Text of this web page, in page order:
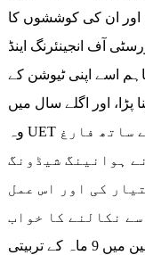
ان کی کوششوں کا
2011 میں یونیورسٹی آف انجینئرنگ اینڈ
اسے اپنی ٹیوشن کے
پڑا، اور اگلے سال میں
وہ UET چلے گئے اور 2015 میں امتیاز کے ساتھ فارغ
ہوانینگ شیڈونگ
کی اور اس عمل
نکالنے کا خواب
حقیقت میں بدل دیا ۔2015 میں چین میں 9 ماہ کے تربیتی